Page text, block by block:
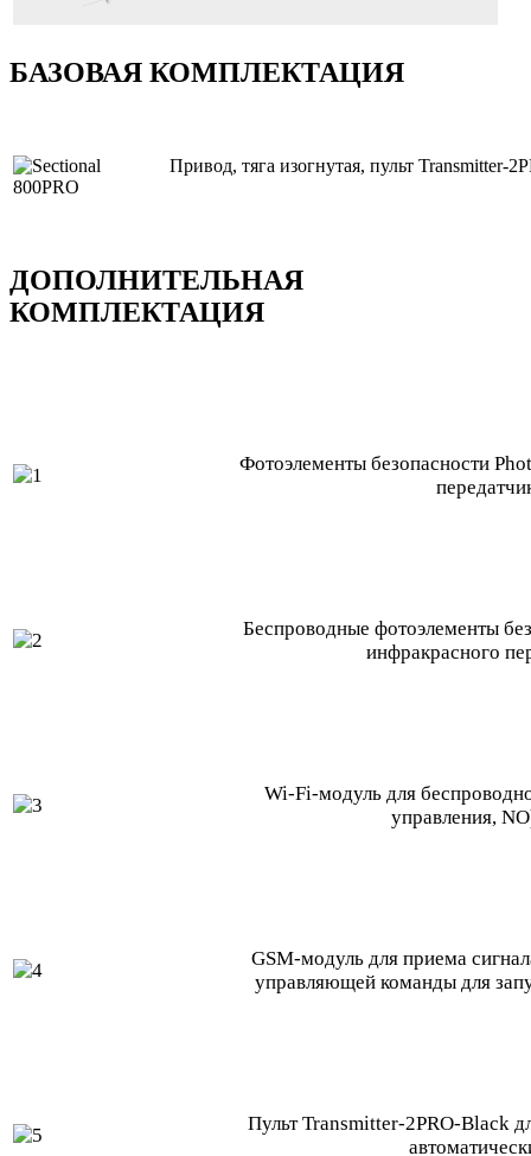
БАЗОВАЯ КОМПЛЕКТАЦИЯ
Привод, тягa изогнутaя, пульт Transmitter-
ДОПОЛНИТЕЛЬНАЯ
КОМПЛЕКТАЦИЯ
Фотоэлементы безопасности
Беспроводные фотоэлементы
инфракрасного
Wi-Fi-модуль для
управления,
GSM-модуль для приема
управляющей команды для
Пульт Transmitter-2PRO-Black